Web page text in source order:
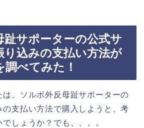
趾サポーターの公式サ
り込みの支払い方法が
べてみた！
は、ソルボ外反母趾サポーターの
支払い方法で購入しようと、考
しょうか？でも、、、。